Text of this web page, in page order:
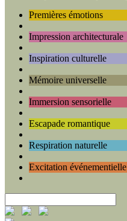
Premières émotions
Impression architecturale
Inspiration culturelle
Mémoire universelle
Immersion sensorielle
Escapade romantique
Respiration naturelle
Excitation événementielle